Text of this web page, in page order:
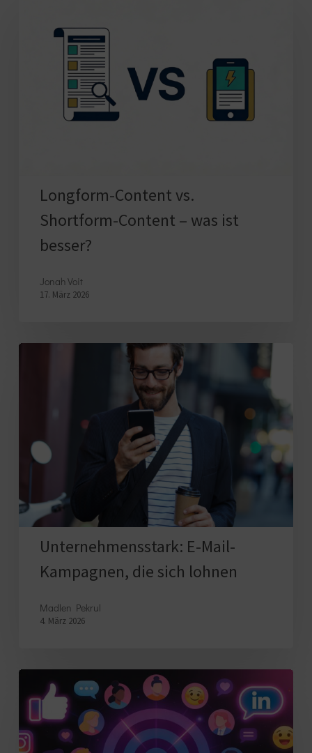
Shortform-
Longform-Content vs.
Shortform-Content – was ist
besser?
Jonah Voit
17. März 2026
Unternehmensstark:
sich
Unternehmensstark: E-Mail-
Kampagnen, die sich lohnen
Madlen Pekrul
4. März 2026
richtige
Zielgruppe
für